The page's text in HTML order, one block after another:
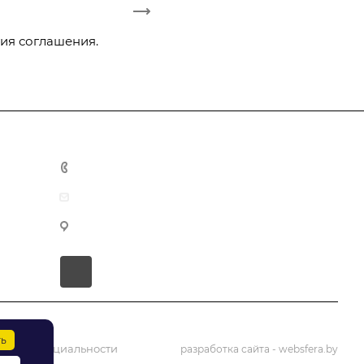
соглашения.
разработка сайта - websfera.by